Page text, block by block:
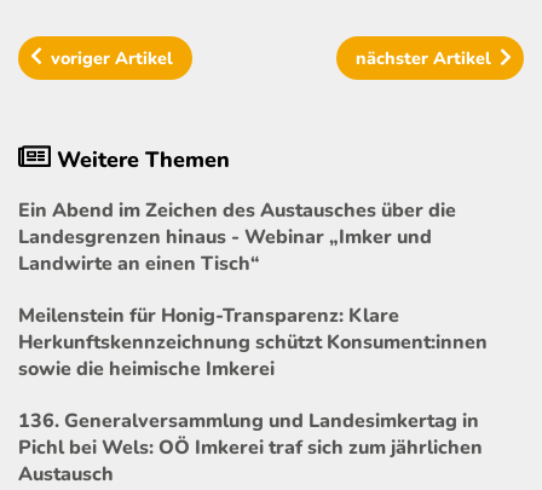
vorigerArtikel nächster Artikel
Weitere Themen
Ein Abend im Zeichen des Austausches über die
Landesgrenzen hinaus - Webinar „Imker und
Landwirte an einen Tisch“
Meilenstein für Honig-Transparenz: Klare
Herkunftskennzeichnung schützt Konsument:innen
sowie die heimische Imkerei
136. Generalversammlung und Landesimkertag in
Pichl bei Wels: OÖ Imkerei traf sich zum jährlichen
Austausch